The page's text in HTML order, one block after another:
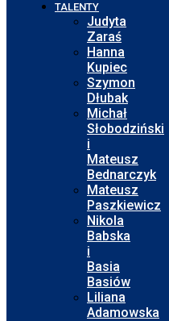
TALENTY
Judyta
Zaraś
Hanna
Kupiec
Szymon
Dłubak
Michał
Słobodziński
i
Mateusz
Bednarczyk
Mateusz
Paszkiewicz
Nikola
Babska
i
Basia
Basiów
Liliana
Adamowska